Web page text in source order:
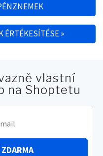
ÉRTÉKESÍTÉSE»
vlastní
na Shoptetu